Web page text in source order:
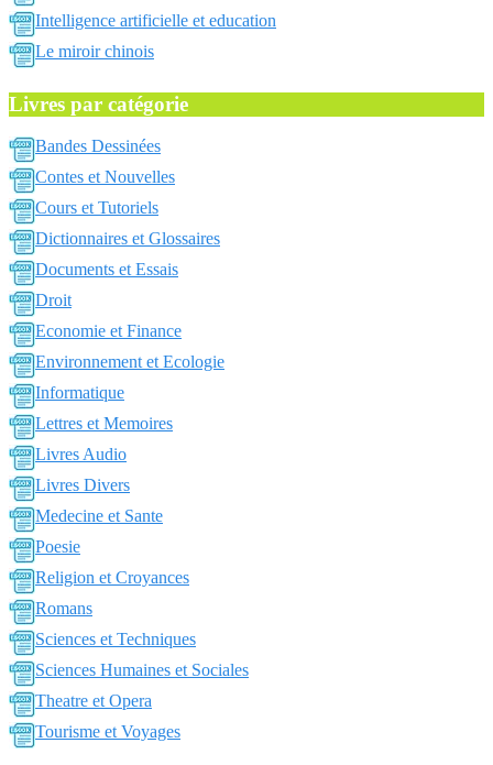
Intelligence artificielle et education
Le miroir chinois
Livres par catégorie
Bandes Dessinées
Contes et Nouvelles
Cours et Tutoriels
Dictionnaires et Glossaires
Documents et Essais
Droit
Economie et Finance
Environnement et Ecologie
Informatique
Lettres et Memoires
Livres Audio
Livres Divers
Medecine et Sante
Poesie
Religion et Croyances
Romans
Sciences et Techniques
Sciences Humaines et Sociales
Theatre et Opera
Tourisme et Voyages